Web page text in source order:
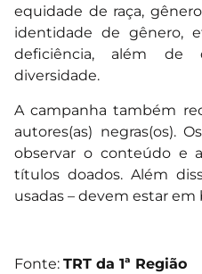
equidade de raça,
identidade de gênero,
deficiência, além de
diversidade.
A campanha também
autores(as) negras(os).
observar o conteúdo e
títulos doados. Além
usadas – devem estar em
Fonte: TRT da 1ª Região